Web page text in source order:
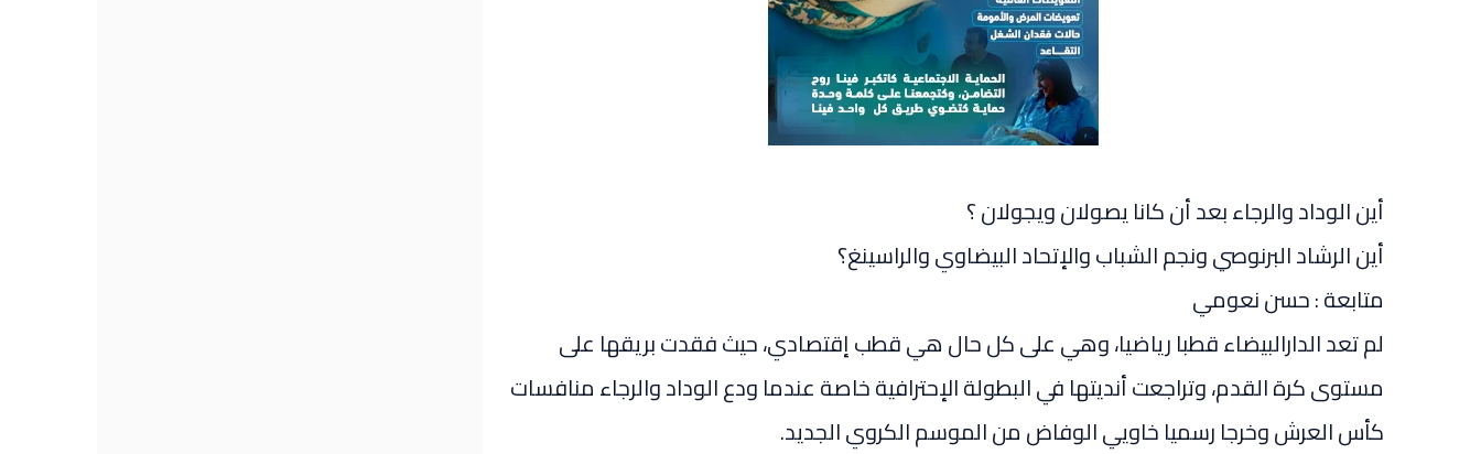
أين الوداد والرجاء بعد أن كانا يصولان ويجولان ؟
أين الرشاد البرنوصي ونجم الشباب والإتحاد البيضاوي والراسينغ؟
متابعة : حسن نعومي
لم تعد الدارالبيضاء قطبا رياضيا، وهي على كل حال هي قطب إقتصادي، حيث فقدت بريقها على
مستوى كرة القدم، وتراجعت أنديتها في البطولة الإحترافية خاصة عندما ودع الوداد والرجاء منافسات
كأس العرش وخرجا رسميا خاويي الوفاض من الموسم الكروي الجديد.